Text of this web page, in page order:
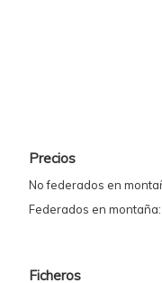
Precios
No federados en
Federados en
Ficheros